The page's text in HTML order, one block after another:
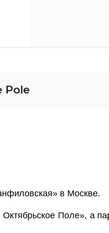
Pole
в Москве.
Поле», а